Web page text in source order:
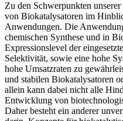
Zu den Schwerpunkten
von Biokatalysatoren im
Anwendungen. Die
chemischen Synthese und in
Expressionslevel der
Selektivität, sowie eine hohe
hohe Umsatzraten zu
und stabilen Biokatalysatoren
allein kann dabei nicht alle
Entwicklung von
Daher besteht ein anderer